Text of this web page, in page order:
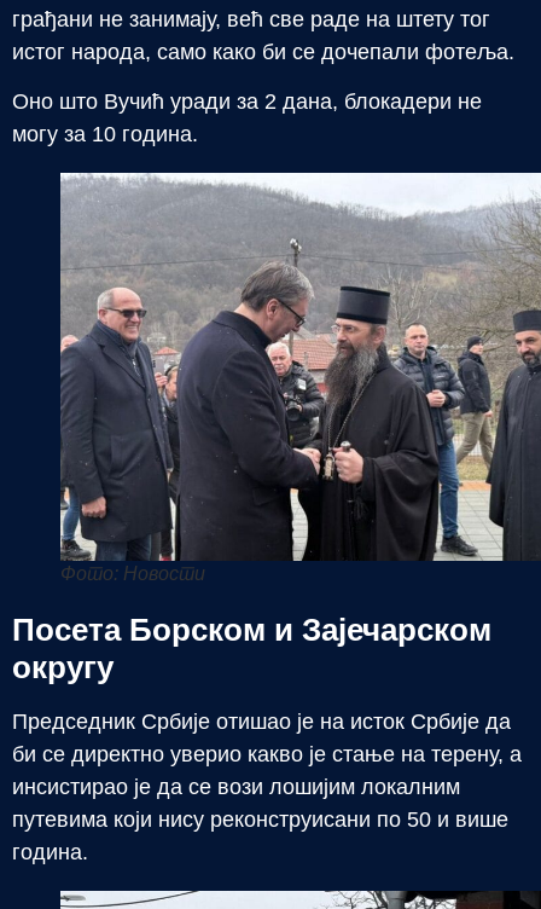
грађани не занимају, већ све раде на штету тог
истог народа, само како би се дочепали фотеља.
Оно што Вучић уради за 2 дана, блокадери не
могу за 10 година.
Фото: Новости
Посета Борском и Зајечарском
округу
Председник Србије отишао је на исток Србије да
би се директно уверио какво је стање на терену, а
инсистирао је да се вози лошијим локалним
путевима који нису реконструисани по 50 и више
година.